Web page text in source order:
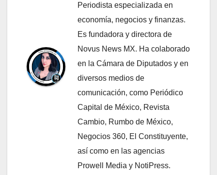
Periodista especializada en
economía, negocios y finanzas.
Es fundadora y directora de
Novus News MX. Ha colaborado
en la Cámara de Diputados y en
diversos medios de
comunicación, como Periódico
Capital de México, Revista
Cambio, Rumbo de México,
Negocios 360, El Constituyente,
así como en las agencias
Prowell Media y NotiPress.